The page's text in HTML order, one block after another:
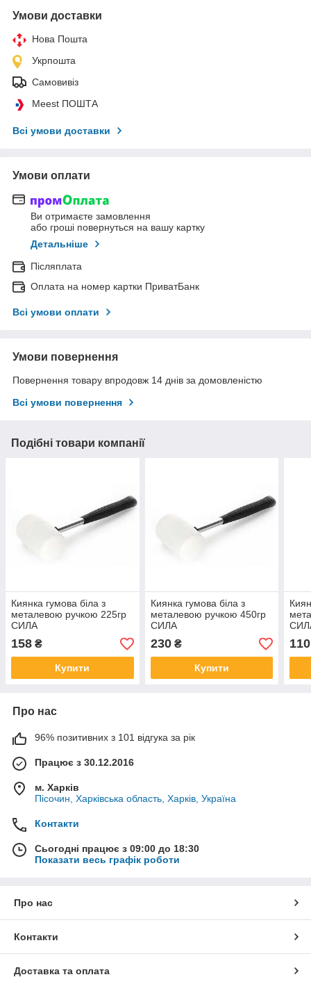
Умови доставки
Нова Пошта
Укрпошта
Самовивіз
Meest ПОШТА
Всі умови доставки
Умови оплати
Ви отримаєте замовлення
або гроші повернуться на вашу картку
Детальніше
Післяплата
Оплата на номер картки ПриватБанк
Всі умови оплати
Умови повернення
Повернення товару впродовж 14 днів за домовленістю
Всі умови повернення
Подібні товари компанії
Киянка гумова біла з
металевою ручкою 225гр
СИЛА
158 ₴
Купити
Киянка гумова біла з
металевою ручкою 450гр
СИЛА
230₴
Купити
110
Про нас
96% позитивних з 101 відгука за рік
Працює з 30.12.2016
м. Харків
Пісочин, Харківська область, Харків, Україна
Контакти
Сьогодні працює з 09:00 до 18:30
Показати весь графік роботи
Про нас
Контакти
Доставка та оплата